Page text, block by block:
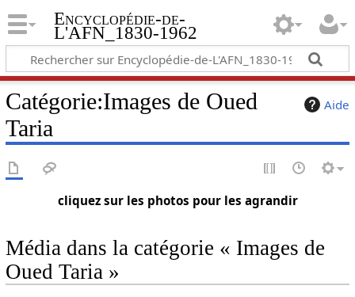
Encyclopédie-de-
L'AFN_1830-1962
Aide
Catégorie:Images de Oued
Taria
cliquez sur les photos pour les agrandir
Média dans la catégorie « Images de
Oued Taria »